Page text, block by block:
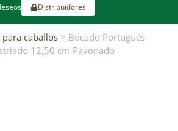
Distribuidores
para caballos > Bocado Portugués
12,50 cm Pavonado